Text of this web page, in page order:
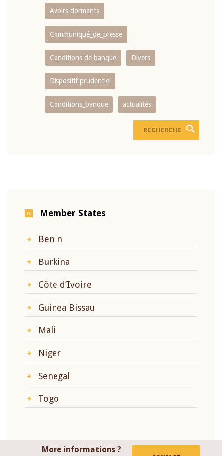
Avoirs dormants
Communiqué_de_presse
Conditions de banque Divers
Dispositif prudentiel
Conditions_banque actualités
Member States
Benin
Burkina
Côte d’Ivoire
Guinea Bissau
Mali
Niger
Senegal
Togo
More informations ?